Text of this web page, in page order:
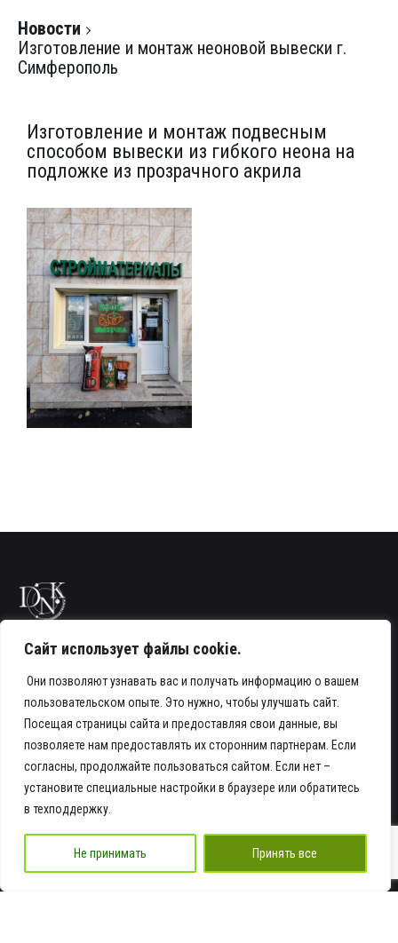
Сайт использует файлы cookie.
Они позволяют узнавать вас и получать информацию о вашем
пользовательском опыте. Это нужно, чтобы улучшать сайт.
Посещая страницы сайта и предоставляя свои данные, вы
позволяете нам предоставлять их сторонним партнерам. Если
согласны, продолжайте пользоваться сайтом. Если нет –
установите специальные настройки в браузере или обратитесь
в техподдержку.
Не принимать Принять все
Новости
Изготовление и монтаж неоновой вывески г.
Симферополь
Изготовление и монтаж подвесным
способом вывески из гибкого неона на
подложке из прозрачного акрила
Телефон
+7 978 935-16-16
Адрес
Крым г. Симферополь ул. Элеваторная 4,
стр. 5 посмотреть на карте